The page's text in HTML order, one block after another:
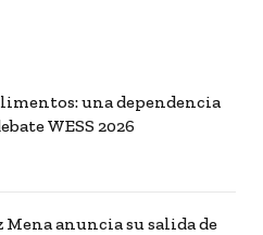
una dependencia
WESS 2026
anuncia su salida de